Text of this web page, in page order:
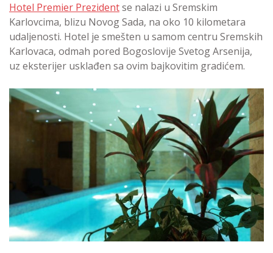
Hotel Premier Prezidentse nalazi u Sremskim
Karlovcima, blizu Novog Sada, na oko 10 kilometara
udaljenosti. Hotel je smešten u samom centru Sremskih
Karlovaca, odmah pored Bogoslovije Svetog Arsenija,
uz eksterijer usklađen sa ovim bajkovitim gradićem.